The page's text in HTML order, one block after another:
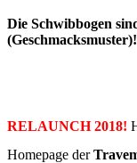
Die Schwibbogen
(Geschmacksmuster)!
RELAUNCH 2018!
Homepage der